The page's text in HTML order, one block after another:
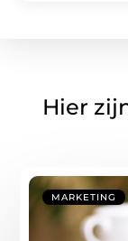
Hier
MARKETING